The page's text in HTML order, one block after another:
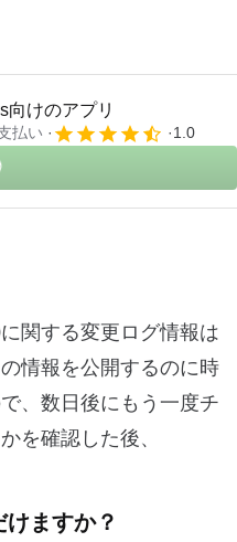
向けのアプリ
払い 1.0
関する変更ログ情報は
情報を公開するのに時
、数日後にもう一度チ
を確認した後、
ますか？